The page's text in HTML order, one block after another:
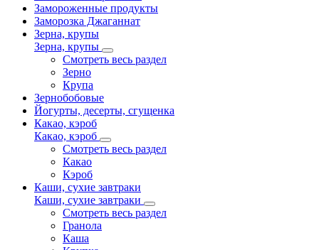
Замороженные продукты
Заморозка Джаганнат
Зерна, крупы
Зерна, крупы
Смотреть весь раздел
Зерно
Крупа
Зернобобовые
Йогурты, десерты, сгущенка
Какао, кэроб
Какао, кэроб
Смотреть весь раздел
Какао
Кэроб
Каши, сухие завтраки
Каши, сухие завтраки
Смотреть весь раздел
Гранола
Каша